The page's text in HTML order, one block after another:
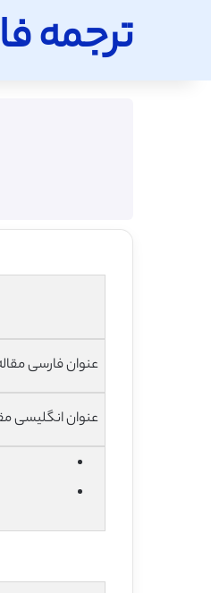
ترجمه فا
عنوان فارسی
عنوان انگلیسی